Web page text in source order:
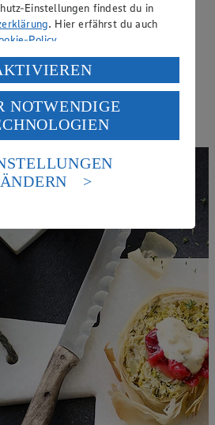
aus dem
& Käse“
Kategorie: Molkerei & Käse
zu Blauschimmelkäse
Einstellungen findest du in
. Hier erfährst du auch
Policy.
personenbezogenen Daten in den
und YouTube:
klickst, willigst du im Sinne
1 lit. a) DSGVO ein, dass deine
werden. Der EuGH sieht
einem nach europäischen
Datenschutzniveau an.
eines Zugriffs durch US-
der Seite findest du
NOTWENDIGE
ÄNDERN